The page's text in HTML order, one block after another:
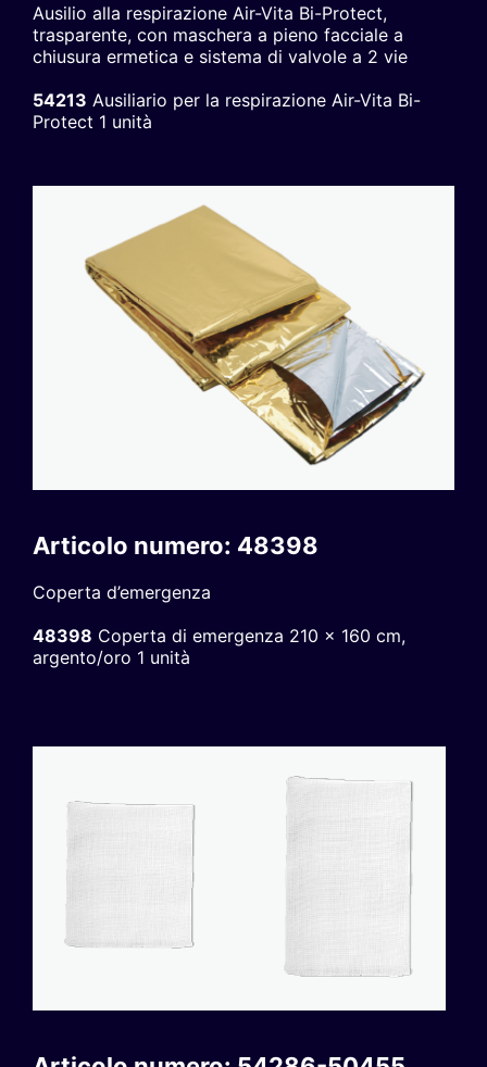
Ausilio alla respirazione Air-Vita Bi-Protect,
trasparente, con maschera a pieno facciale a
chiusura ermetica e sistema di valvole a 2 vie
54213 Ausiliario per la respirazione Air-Vita Bi-
Protect 1 unità
Articolo numero: 48398
Coperta d’emergenza
48398 Coperta di emergenza 210 x 160 cm,
argento/oro 1 unità